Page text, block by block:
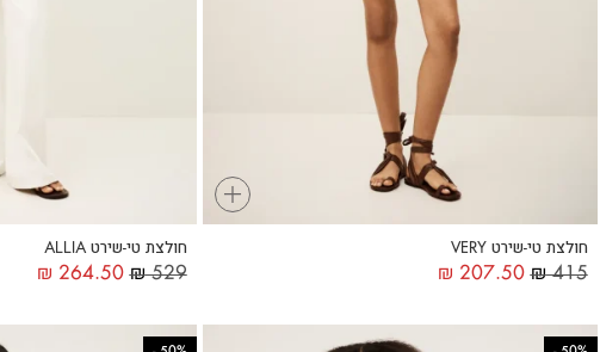
+
חולצת טי-שירט VERY
₪415
₪ 207.50
חולצת טי-שירט ALLIA
₪529
₪ 264.50